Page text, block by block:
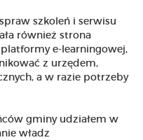
szkoleń i serwisu
również strona
e-learningowej,
z urzędem,
a w razie potrzeby
gminy udziałem w
władz